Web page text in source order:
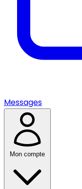
Messages
Mon compte